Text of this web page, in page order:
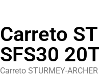
Carreto
SFS30
Carreto STURMEY-